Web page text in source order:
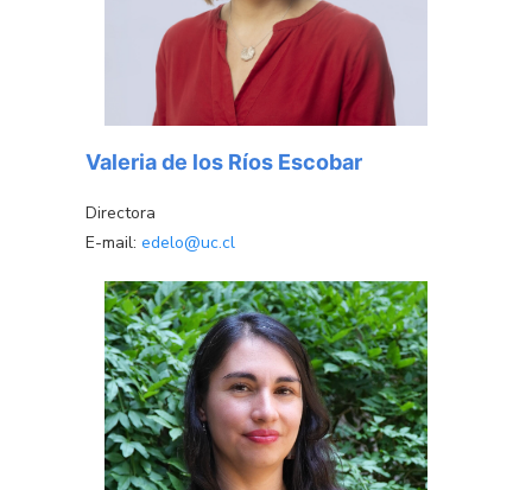
Valeria de los Ríos Escobar
Directora
E-mail: edelo@uc.cl